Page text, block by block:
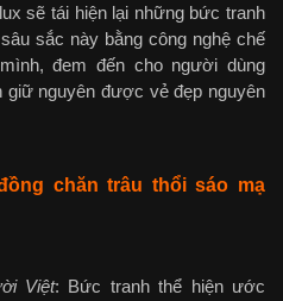
sẽ tái hiện lại những bức tranh
sắc này bằng công nghệ chế
đem đến cho người dùng
nguyên được vẻ đẹp nguyên
chăn trâu thổi sáo mạ
Việt: Bức tranh thể hiện ước